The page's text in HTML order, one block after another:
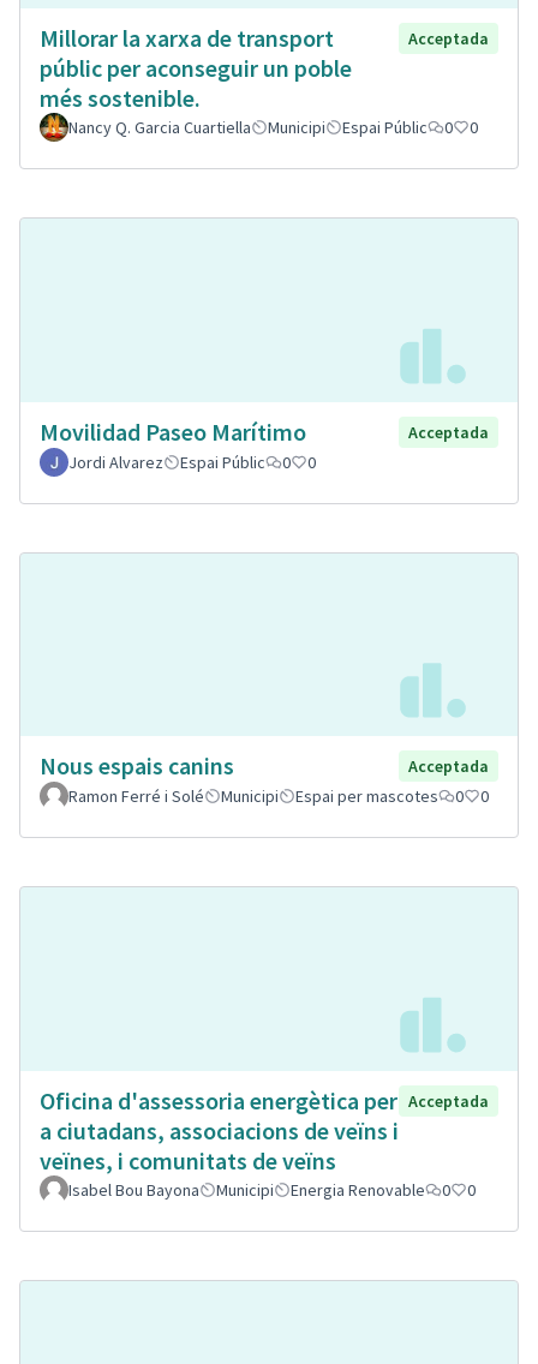
Millorar la xarxa de transport
públic per aconseguir un poble
més sostenible.
Acceptada
Nancy Q. Garcia Cuartiella Municipi Espai Públic 0 0
Movilidad Paseo Marítimo
Acceptada
Jordi Alvarez
Espai Públic 0 0
Nous espais canins
Acceptada
Ramon Ferré i Solé
Municipi Espai per mascotes 0 0
Oficina d'assessoria energètica per
a ciutadans, associacions de veïns i
veïnes, i comunitats de veïns
Acceptada
Isabel Bou Bayona Municipi Energia Renovable 0 0